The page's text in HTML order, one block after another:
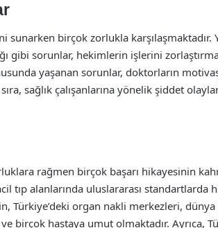
sunarken birçok zorlukla karşılaşmaktadır.
gibi sorunlar, hekimlerin işlerini
yaşanan sorunlar, doktorların
sağlık çalışanlarına yönelik şiddet
rağmen birçok başarı hikayesinin
tıp alanlarında uluslararası standartlarda
Türkiye’deki organ nakli merkezleri, dünya
birçok hastaya umut olmaktadır. Ayrıca,